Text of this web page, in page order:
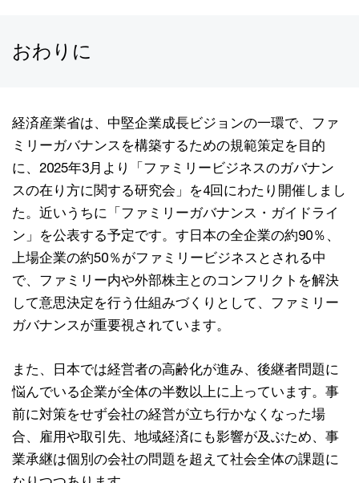
おわりに
経済産業省は、中堅企業成長ビジョンの一環で、ファ
ミリーガバナンスを構築するための規範策定を目的
に、2025年3月より「ファミリービジネスのガバナン
スの在り方に関する研究会」を4回にわたり開催しまし
た。近いうちに「ファミリーガバナンス・ガイドライ
ン」を公表する予定です。す日本の全企業の約90％、
上場企業の約50％がファミリービジネスとされる中
で、ファミリー内や外部株主とのコンフリクトを解決
して意思決定を行う仕組みづくりとして、ファミリー
ガバナンスが重要視されています。
また、日本では経営者の高齢化が進み、後継者問題に
悩んでいる企業が全体の半数以上に上っています。事
前に対策をせず会社の経営が立ち行かなくなった場
合、雇用や取引先、地域経済にも影響が及ぶため、事
業承継は個別の会社の問題を超えて社会全体の課題に